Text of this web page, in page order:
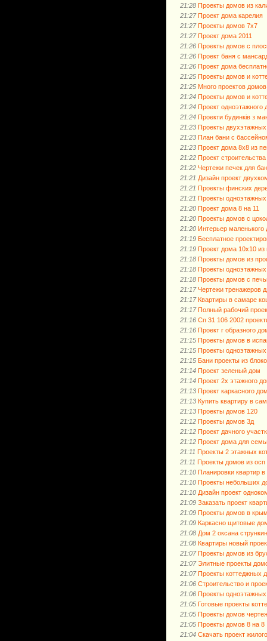
21:28 Проекты домов из
21:27 Проект дома карелия
21:27 Проекты домов 7х7
21:27 Проект дома 2011
21:26 Проекты домов с
21:26 Проект баня с
21:26 Проект дома
21:25 Проекты домов и
21:25 Много проектов домов
21:24 Проекты домов и
21:24 Проект
21:24 Проекти будинків з
21:23 Проекты
21:23 План бани с
21:23 Проект дома 8х8 из
21:22 Проект
21:22 Чертежи печек для
21:21 Дизайн проект
21:21 Проекты финских
21:21 Проекты
21:20 Проект дома 8 на 11
21:20 Проекты домов с
21:20 Интерьер маленького
21:19 Бесплатное
21:19 Проект дома 10х10 из
21:18 Проекты домов из
21:18 Проекты
21:18 Проекты домов с
21:17 Чертежи тренажеров
21:17 Квартиры в самаре
21:17 Полный рабочий
21:16 Сп 31 106 2002
21:16 Проект г образного
21:15 Проекты домов в
21:15 Проекты
21:15 Бани проекты из
21:14 Проект зеленый дом
21:14 Проект 2х этажного
21:13 Проект каркасного
21:13 Купить квартиру в
21:13 Проекты домов 120
21:12 Проекты домов 3д
21:12 Проект дачного
21:12 Проект дома для
21:11 Проекты 2 этажных
21:11 Проекты домов из осп
21:10 Планировки квартир
21:10 Проекты небольших
21:10 Дизайн проект
21:09 Заказать проект
21:09 Проекты домов в
21:09 Каркасно щитовые
21:08 Дом 2 оксана
21:08 Квартиры новый
21:07 Проекты домов из
21:07 Элитные проекты
21:07 Проекты коттеджных
21:06 Строительство и
21:06 Проекты
21:05 Готовые проекты
21:05 Проекты домов
21:05 Проекты домов 8 на 8
21:04 Скачать проект